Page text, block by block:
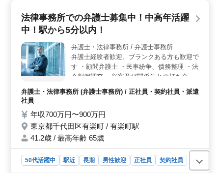
働ける正社員・契約社員・業務委託の選択肢があり、残
業も少なめなところが魅力です。50代以上の経験者が大
多様な世代の活躍＞ 20代から60代まで幅広い年齢層が
在籍し、経験豊富なベテランと若手が協力しています。
企業法務のプロとして、さまざまな案件に携わりながら
自身を成長することが可能です。
法律事務所での弁護士募集中！中高年活躍
中！駅から5分以内！
弁護士・法律事務所 / 弁護士事務所
弁護士経験者歓迎、ブランクある方も歓迎で
す ・顧問弁護士 ・民事紛争、債務整理 ・法
令判例調査 ・顧客及び関係先との打ち合わ
分野を取り扱っており 顧問弁護士経験のあ
です！ぜひご応募下さい。
弁護士・法律事務所 (弁護士事務所) / 正社員・契約社員・派遣
社員
年収700万円〜900万円
東京都千代田区有楽町 / 有楽町駅
41.2歳 / 最高年齢 65歳
50代活躍中 駅近 長期 男性歓迎 正社員
契約社員